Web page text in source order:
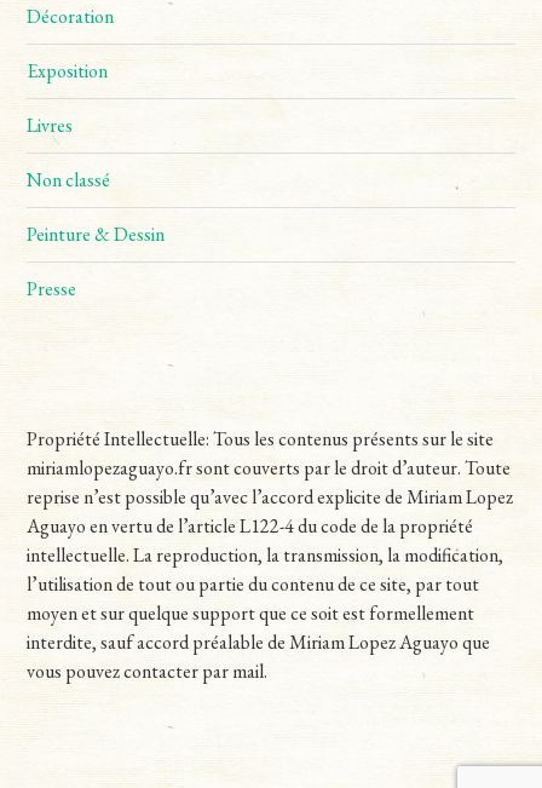
Décoration
Exposition
Livres
Non classé
Peinture & Dessin
Presse
Propriété Intellectuelle: Tous les contenus présents sur le site
miriamlopezaguayo.fr sont couverts par le droit d’auteur. Toute
reprise n’est possible qu’avec l’accord explicite de Miriam Lopez
Aguayo en vertu de l’article L122-4 du code de la propriété
intellectuelle. La reproduction, la transmission, la modification,
l’utilisation de tout ou partie du contenu de ce site, par tout
moyen et sur quelque support que ce soit est formellement
interdite, sauf accord préalable de Miriam Lopez Aguayo que
vous pouvez contacter par mail.